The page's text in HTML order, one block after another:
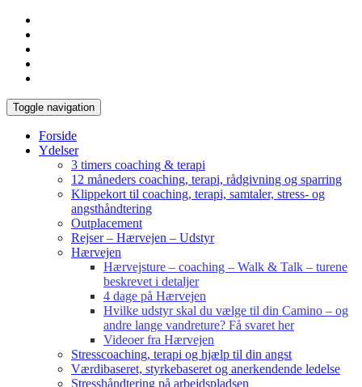
Toggle navigation
Forside
Ydelser
3 timers coaching & terapi
12 måneders coaching, terapi, rådgivning og sparring
Klippekort til coaching, terapi, samtaler, stress- og
angsthåndtering
Outplacement
Rejser – Hærvejen – Udstyr
Hærvejen
Hærvejsture – coaching – Walk & Talk – turene
beskrevet i detaljer
4 dage på Hærvejen
Hvilke udstyr skal du vælge til din Camino – og
andre lange vandreture? Få svaret her
Videoer fra Hærvejen
Stresscoaching, terapi og hjælp til din angst
Værdibaseret, styrkebaseret og anerkendende ledelse
Stresshåndtering på arbejdspladsen